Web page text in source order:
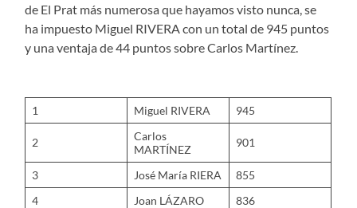
de El Prat más numerosa que hayamos visto nunca, se
ha impuesto Miguel RIVERA con un total de 945 puntos
y una ventaja de 44 puntos sobre Carlos Martínez.
1 Miguel RIVERA 945
2
Carlos
MARTÍNEZ
901
3 José María RIERA
855
4
Joan LÁZARO 836